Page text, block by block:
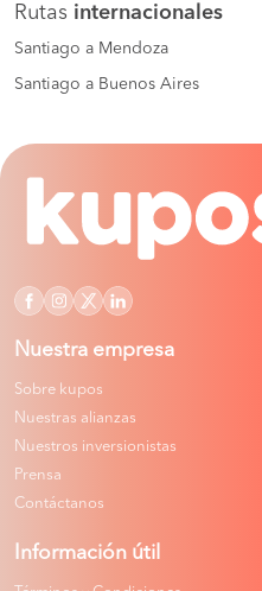
Rutas internacionales
Santiago a Mendoza
Santiago a Buenos Aires
Nuestra empresa
Sobre kupos
Nuestras alianzas
Nuestros inversionistas
Prensa
Contáctanos
Información útil